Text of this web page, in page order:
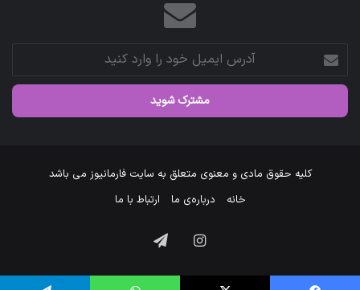
آدرس
ایمیل
خود
وارد
کلیه حقوق مادی و معنوی متعلق به سایت فارمانیوز می باشد
خانه
درباره‌ی ما ارتباط با ما
اینستاگرام